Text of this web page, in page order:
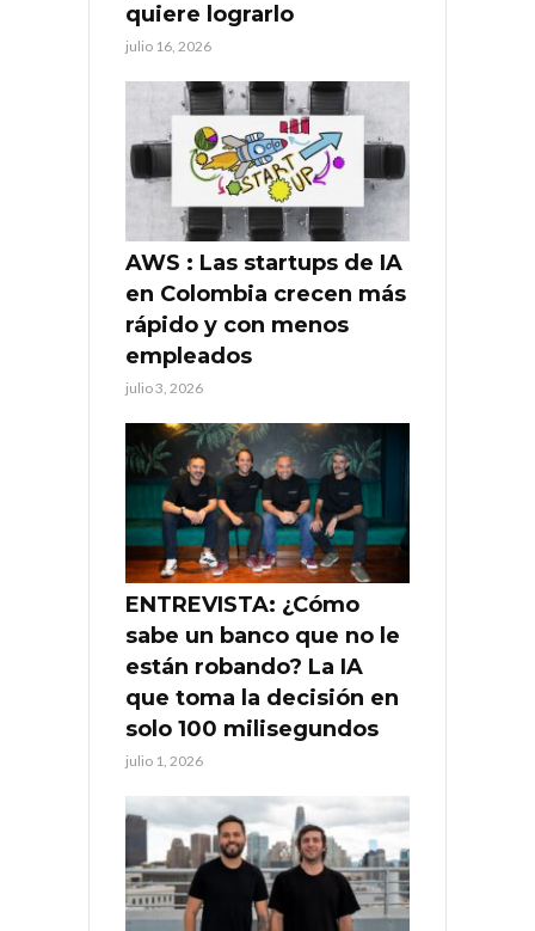
quiere lograrlo
julio 16, 2026
AWS : Las startups de IA
en Colombia crecen más
rápido y con menos
empleados
julio 3, 2026
ENTREVISTA: ¿Cómo
sabe un banco que no le
están robando? La IA
que toma la decisión en
solo 100 milisegundos
julio 1, 2026